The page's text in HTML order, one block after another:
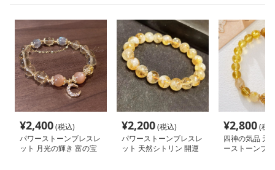
¥2,400(税込)
パワーストーンブレスレ
ット 月光の輝き 富の宝
¥2,200(税込)
パワーストーンブレスレ
ット 天然シトリン 開運
¥2,800(税
四神の気品 天
ーストーンブ